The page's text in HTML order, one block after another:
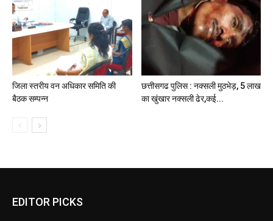
जिला स्तरीय वन अधिकार समिति की
बैठक सम्पन्न
छत्तीसगढ पुलिस : नक्सली मुठभेड़, 5 लाख
का खुंखार नक्सली ढेर,कई...
EDITOR PICKS